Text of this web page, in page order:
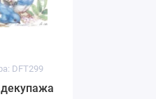
DFT299